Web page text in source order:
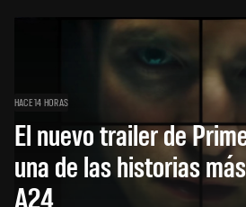
HACE 14 HORAS
El nuevo trailer de
una de las historias
A24